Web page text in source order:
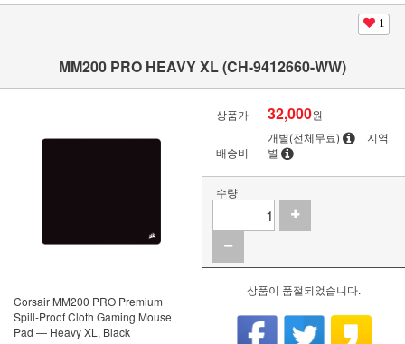
1
MM200 PRO HEAVY XL (CH-9412660-WW)
Corsair MM200 PRO Premium
Spill-Proof Cloth Gaming Mouse
Pad — Heavy XL, Black
상품가 32,000원
배송비
개별(전체무료)
지역
별
수량
상품이 품절되었습니다.